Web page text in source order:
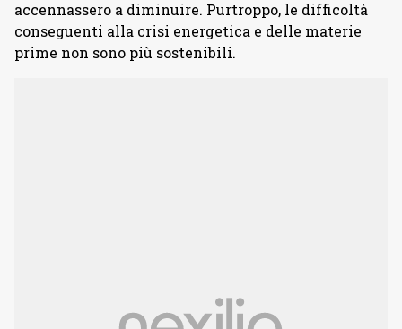
accennassero a diminuire. Purtroppo, le difficoltà
conseguenti alla crisi energetica e delle materie
prime non sono più sostenibili.